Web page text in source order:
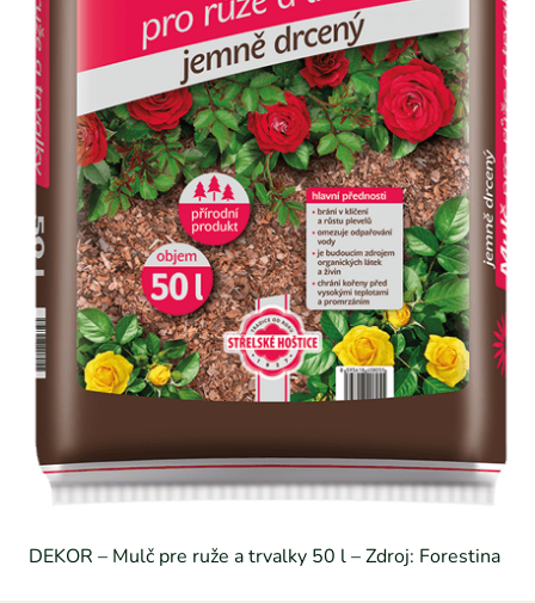
DEKOR – Mulč pre ruže a trvalky 50 l – Zdroj: Forestina